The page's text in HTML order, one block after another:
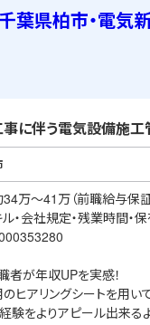
葉県柏市・電気
に伴う電気設備施工
万～41万（前職給与保証
・会社規定・残業時間・
が年収UPを実感！
ヒアリングシートを用い
験をよりアピール出来る